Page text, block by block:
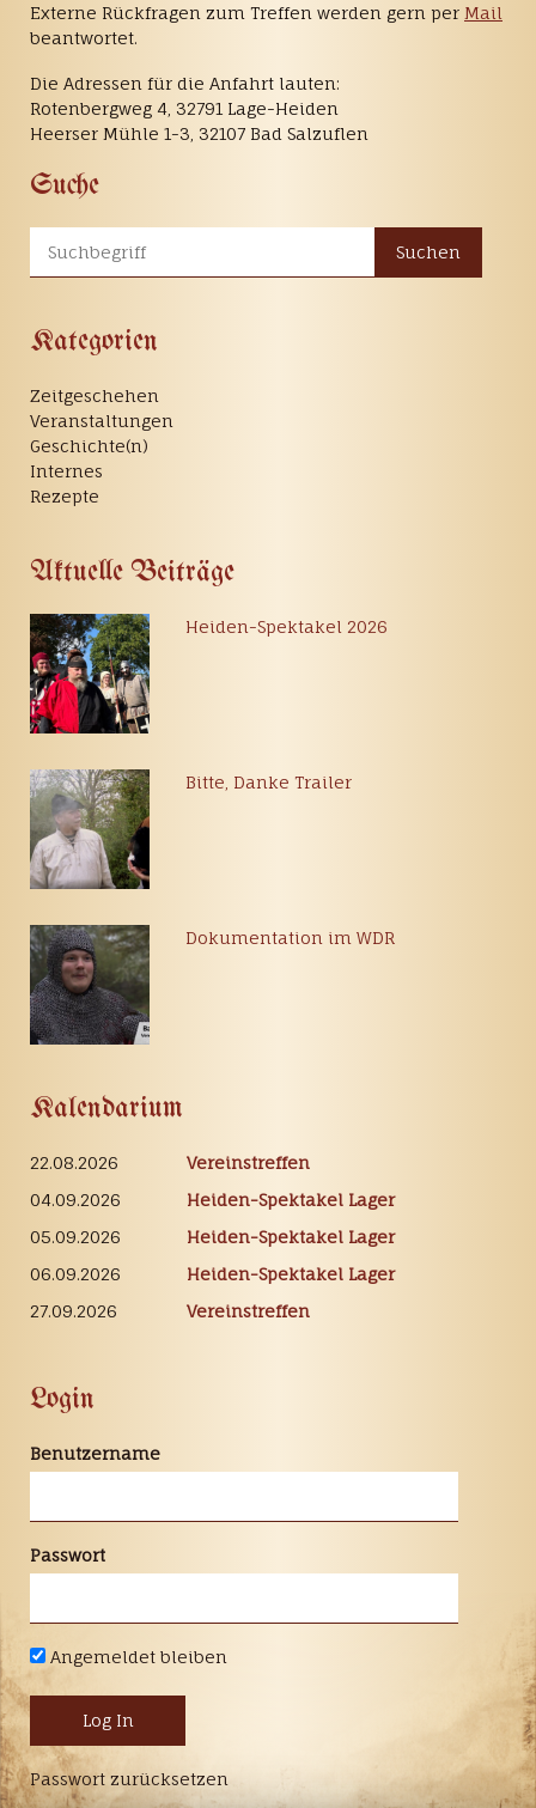
Externe Rückfragen zum Treffen werden gern per Mail
beantwortet.
Die Adressen für die Anfahrt lauten:
Rotenbergweg 4, 32791 Lage-Heiden
Heerser Mühle 1-3, 32107 Bad Salzuflen
Suche
Suchen
Kategorien
Zeitgeschehen
Veranstaltungen
Geschichte(n)
Internes
Rezepte
Aktuelle Beiträge
Heiden-Spektakel 2026
Bitte, Danke Trailer
Dokumentation im WDR
Kalendarium
22.08.2026
Vereinstreffen
04.09.2026
Heiden-Spektakel Lager
05.09.2026
Heiden-Spektakel Lager
06.09.2026
Heiden-Spektakel Lager
27.09.2026
Vereinstreffen
Login
Benutzername
Passwort
Angemeldet bleiben
Passwort zurücksetzen